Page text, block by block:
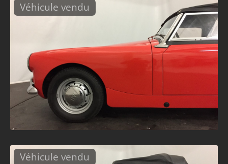
Véhicule vendu
Véhicule vendu